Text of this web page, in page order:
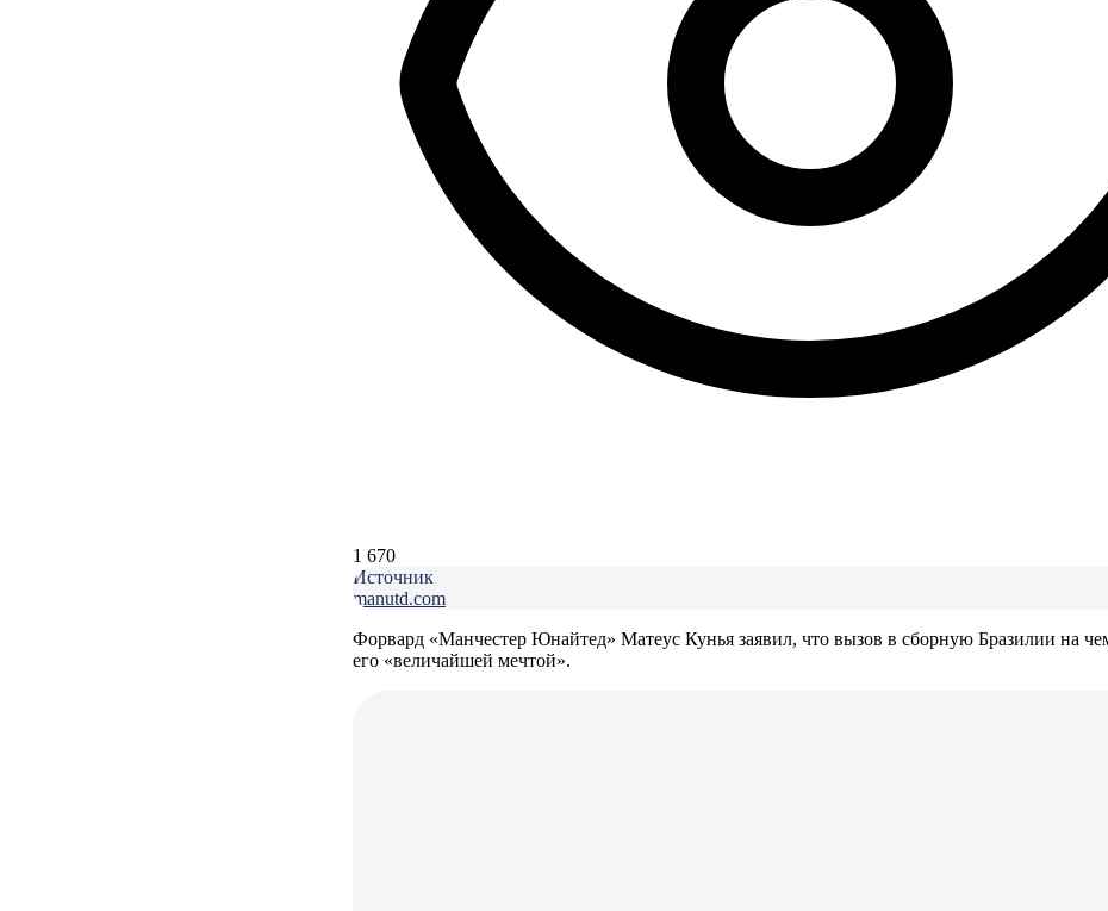
1 670
Источник
manutd.com
Форвард «Манчестер Юнайтед» Матеус Кунья заявил, что вызов в сборную Бразилии на
его «величайшей мечтой».